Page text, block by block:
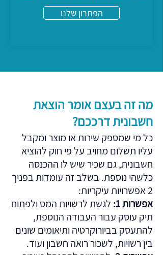
מה זה בעצם אומר הוצאת
חשבונית דרככם?
כל מי שמספק שירות או מוצר ומקבל
עליו תשלום מחויב על פי חוק להוציא
חשבונית, גם שכיר שיש לו ההכנסה
כלשהי נוספת. בשלב זה עומדות בפניך
2 אפשרויות עיקריות:
אפשרות 1:
לגשת לרשויות המס ולפתוח
תיק עוסק עבור העבודה הנוספת,
להתעסק בביורוקרטיה ותיאומים שונים
בין רשויות, לשכור רואה חשבון ועוד.
הפתרון שלנו